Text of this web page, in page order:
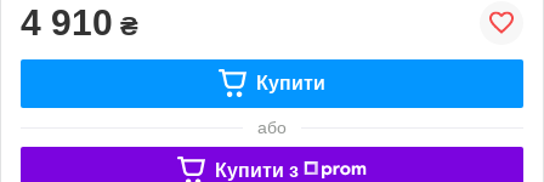
4 910 ₴
Купити
або
Купити з